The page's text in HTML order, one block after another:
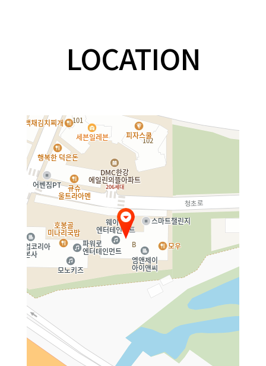
LOCATION